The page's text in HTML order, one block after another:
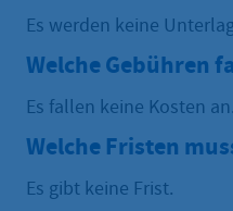
Es werden keine
Welche Gebühren
Es fallen keine Kosten an.
Welche Fristen
Es gibt keine Frist.